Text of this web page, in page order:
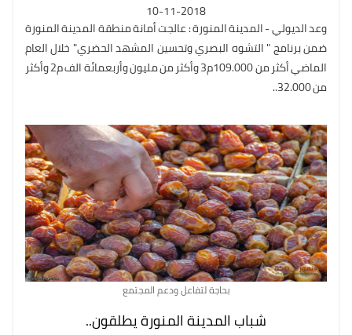
10-11-2018
وعد الديولي - المدينة المنورة : عالجت أمانة منطقة المدينة المنورة
ضمن برنامج " التشوه البصري وتحسين المشهد الحضري" خلال العام
الماضي أكثر من 109.000م3 وأكثر من مليون وأربعمائة الف م2 وأكثر
من 32.000..
بحاجة لتفاعل ودعم المجتمع
شباب المدينة المنورة يطلقون..